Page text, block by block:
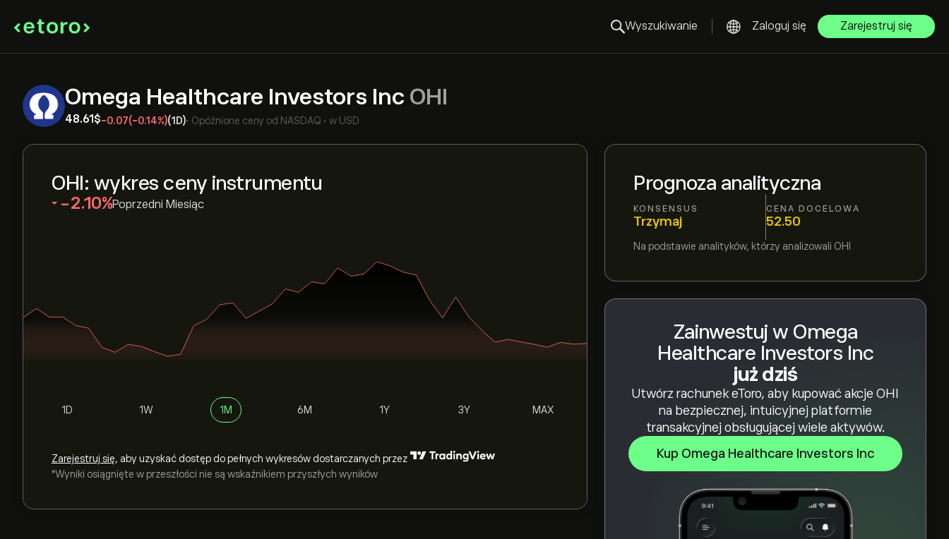
Wyszukiwanie Zaloguj się Zarejestruj się
Omega Healthcare Investors Inc OHI
48.61‎$‎-0.07(-0.14%)(1D)• Opóźnione ceny od NASDAQ • w USD
Prognoza analityczna
KONSENSUS
Trzymaj
CENA DOCELOWA
52.50
Na podstawie analityków, którzy analizowali OHI
Zainwestuj w Omega
Healthcare Investors Inc
już dziś
Utwórz rachunek eToro, aby kupować akcje OHI
na bezpiecznej, intuicyjnej platformie
transakcyjnej obsługującej wiele aktywów.
Kup Omega Healthcare Investors Inc
OHI: wykres ceny instrumentu
‎-2.10‎ Poprzedni Miesiąc
1D 1W 1M 6M 1Y 3Y MAX
Zarejestruj się, aby uzyskać dostęp do pełnych wykresów dostarczanych przez
*Wyniki osiągnięte w przeszłości nie są wskaźnikiem przyszłych wyników